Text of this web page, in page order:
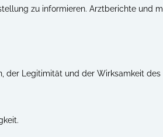
zu informieren. Arztberichte und
der Legitimität und der Wirksamkeit des